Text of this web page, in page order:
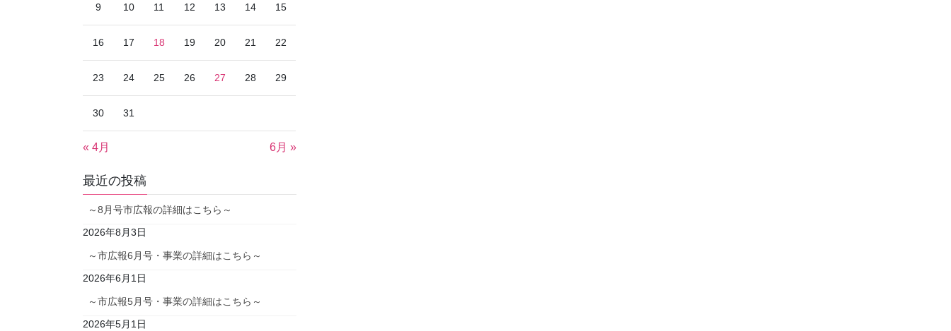
9 10 11 12 13 14 15
16 17 18 19 20 21 22
23 24 25 26 27 28 29
30 31
« 4月 6月 »
最近の投稿
～8月号市広報の詳細はこちら～
2026年8月3日
～市広報6月号・事業の詳細はこちら～
2026年6月1日
～市広報5月号・事業の詳細はこちら～
2026年5月1日